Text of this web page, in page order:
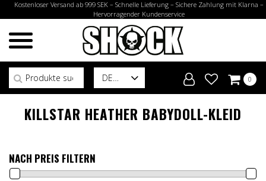
Kostenloser Versand ab 999 SEK – Schnelle Lieferung – Sichere Zahlung mit Klarna –
Hervorragender Kundenservice
DE
Suchen nach:
0
KILLSTAR HEATHER BABYDOLL-KLEID
NACH PREIS FILTERN